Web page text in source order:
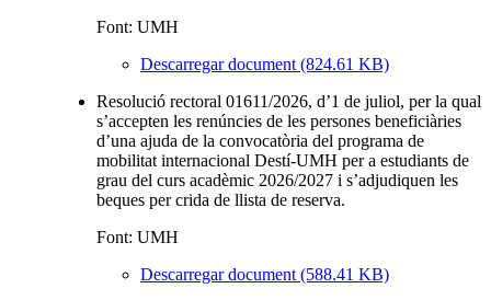
Font: UMH
Descarregar document (824.61 KB)
Resolució rectoral 01611/2026, d’1 de juliol, per la qual
s’accepten les renúncies de les persones beneficiàries
d’una ajuda de la convocatòria del programa de
mobilitat internacional Destí-UMH per a estudiants de
grau del curs acadèmic 2026/2027 i s’adjudiquen les
beques per crida de llista de reserva.
Font: UMH
Descarregar document (588.41 KB)